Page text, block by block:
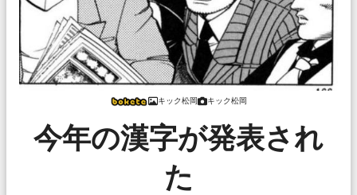
キック松岡 キック松岡
今年の漢字が発表され
た